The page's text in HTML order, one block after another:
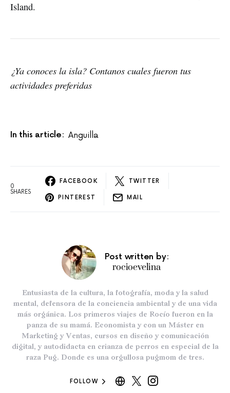
Island.
¿Ya conoces la isla? Contanos cuales fueron tus
actividades preferidas
In this article: Anguilla
0
SHARES
FACEBOOK TWITTER
PINTEREST MAIL
Post written by:
rocioevelina
Entusiasta de la cultura, la fotografía, moda y la salud
mental, defensora de la conciencia ambiental y de una vida
más orgánica. Los primeros viajes de Rocío fueron en la
panza de su mamá. Economista y con un Máster en
Marketing y Ventas, cursos en diseño y comunicación
digital, y autodidacta en crianza de perros en especial de la
raza Pug. Donde es una orgullosa pugmom de tres.
FOLLOW